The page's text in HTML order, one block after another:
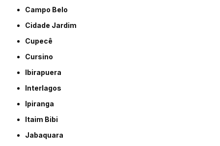
Campo Belo
Cidade Jardim
Cupecê
Cursino
Ibirapuera
Interlagos
Ipiranga
Itaim Bibi
Jabaquara